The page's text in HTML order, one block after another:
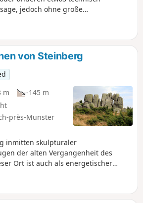
jedoch ohne große
Ebene und den Kaiserstuhl,
und Alpen. Diese Wanderung wird
gesäumt, die alle einen
Buchwald, Kahlenwasen,
man muss sich entscheiden...
von Steinberg
m
-145 m
près-Munster
inmitten skulpturaler
der alten Vergangenheit des
Ort ist auch als energetischer